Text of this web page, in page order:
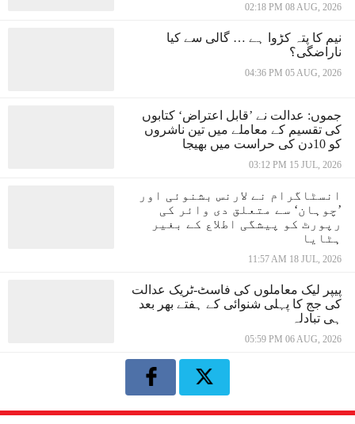
02:18 PM 08 AUG, 2026
نیم کا پتہ کڑوا ہے … گالی سے کیا
ناراضگی؟
04:36 PM 05 AUG, 2026
جموں: عدالت نے ’قابل اعتراض‘ کتابوں
کی تقسیم کے معاملے میں تین ناشروں
کو 10دن کی حراست میں بھیجا
03:12 PM 15 JUL, 2026
انسٹاگرام نے لارنس بشنوئی اور
’چوہان‘ سے متعلق دی وائر کی
رپورٹ کو پیشگی اطلاع کے بغیر
ہٹایا
11:57 AM 18 JUL, 2026
پیپر لیک معاملوں کی فاسٹ-ٹریک عدالت
کی جج کا پہلی شنوائی کے ہفتے بھر بعد
ہی تبادلہ
05:59 PM 06 AUG, 2026